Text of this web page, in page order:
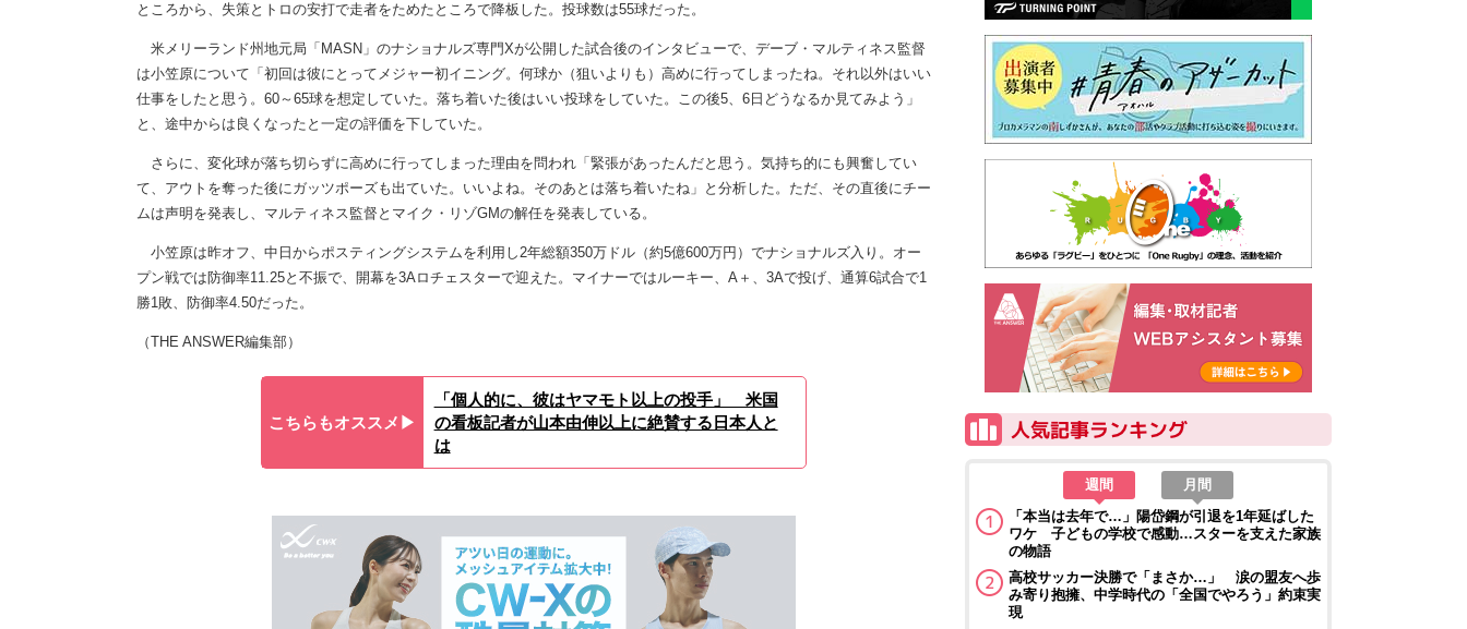
ところから、失策とトロの安打で走者をためたところで降板した。投球数は55球だった。
米メリーランド州地元局「MASN」のナショナルズ専門Xが公開した試合後のインタビューで、デーブ・マルティネス監督
は小笠原について「初回は彼にとってメジャー初イニング。何球か（狙いよりも）高めに行ってしまったね。それ以外はいい
仕事をしたと思う。60～65球を想定していた。落ち着いた後はいい投球をしていた。この後5、6日どうなるか見てみよう」
と、途中からは良くなったと一定の評価を下していた。
さらに、変化球が落ち切らずに高めに行ってしまった理由を問われ「緊張があったんだと思う。気持ち的にも興奮してい
て、アウトを奪った後にガッツポーズも出ていた。いいよね。そのあとは落ち着いたね」と分析した。ただ、その直後にチー
ムは声明を発表し、マルティネス監督とマイク・リゾGMの解任を発表している。
小笠原は昨オフ、中日からポスティングシステムを利用し2年総額350万ドル（約5億600万円）でナショナルズ入り。オー
プン戦では防御率11.25と不振で、開幕を3Aロチェスターで迎えた。マイナーではルーキー、A＋、3Aで投げ、通算6試合で1
勝1敗、防御率4.50だった。
（THE ANSWER編集部）
こちらもオススメ▶︎
「個人的に、彼はヤマモト以上の投手」 米国
の看板記者が山本由伸以上に絶賛する日本人と
は
週間
月間
「本当は去年で…」陽岱鋼が引退を1年延ばした
ワケ 子どもの学校で感動…スターを支えた家族
の物語
高校サッカー決勝で「まさか…」 涙の盟友へ歩
み寄り抱擁、中学時代の「全国でやろう」約束実
現